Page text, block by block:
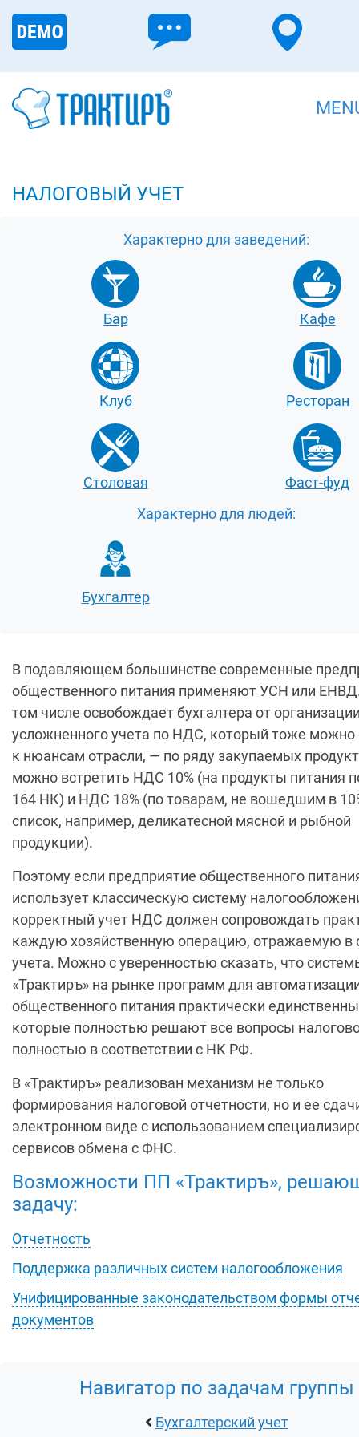
НАЛОГОВЫЙ УЧЕТ
Характерно для заведений:
Бар Кафе
Клуб Ресторан
Столовая
Фаст-фуд
Характерно для людей:
Бухгалтер
В подавляющем большинстве современные
общественного питания применяют УСН или
том числе освобождает бухгалтера от
усложненного учета по НДС, который тоже можно
к нюансам отрасли, — по ряду закупаемых
можно встретить НДС 10% (на продукты питания
164 НК) и НДС 18% (по товарам, не вошедшим в
список, например, деликатесной мясной и рыбной
продукции).
Поэтому если предприятие общественного
использует классическую систему
корректный учет НДС должен сопровождать
каждую хозяйственную операцию, отражаемую в
учета. Можно с уверенностью сказать, что
«Трактиръ» на рынке программ для
общественного питания практически
которые полностью решают все вопросы
полностью в соответствии с НК РФ.
В «Трактиръ» реализован механизм не только
формирования налоговой отчетности, но и ее
электронном виде с использованием
сервисов обмена с ФНС.
Возможности ПП «Трактиръ»,
задачу:
Отчетность
Поддержка различных систем налогообложения
Унифицированные законодательством формы
документов
Навигатор по задачам группы
Бухгалтерский учет